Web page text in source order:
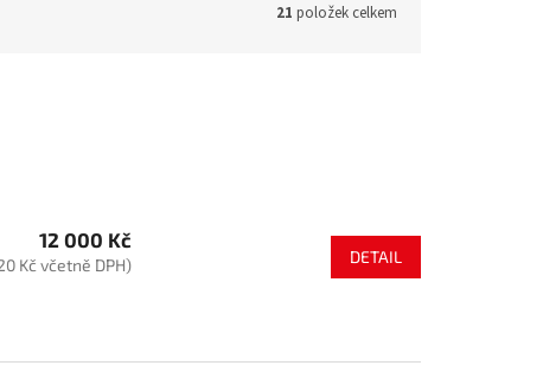
21 položek celkem
12 000 Kč
Kč včetně DPH) DETAIL